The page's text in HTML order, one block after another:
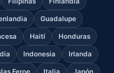
Guadalupe
Haití Honduras
Indonesia Irlanda
Feroe Italia Japón